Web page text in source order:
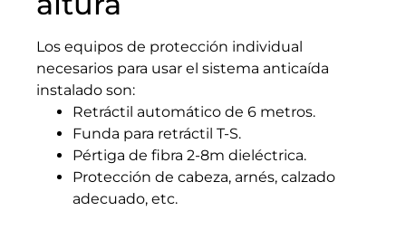
Los equipos de protección individual
necesarios para usar el sistema anticaída
instalado son:
Retráctil automático de 6 metros.
Funda para retráctil T-S.
Pértiga de fibra 2-8m dieléctrica.
Protección de cabeza, arnés, calzado
adecuado, etc.